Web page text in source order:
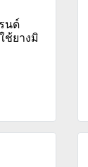
นด์
ช้ยางมิ